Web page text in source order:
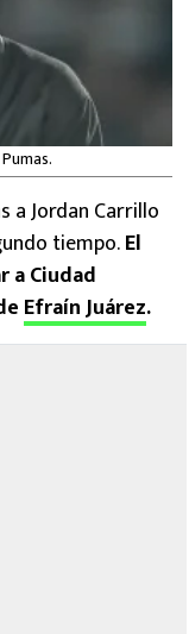
a Jordan Carrillo
tiempo.El
a Ciudad
Efraín Juárez.